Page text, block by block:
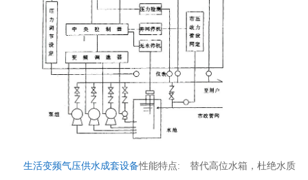
生活变频气压供水成套设备性能特点: 替代高位水箱，杜绝水质